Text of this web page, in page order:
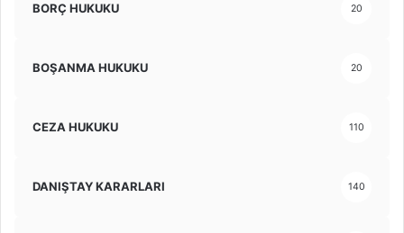
BORÇ HUKUKU 20
BOŞANMA HUKUKU 20
CEZA HUKUKU 110
DANIŞTAY KARARLARI 140